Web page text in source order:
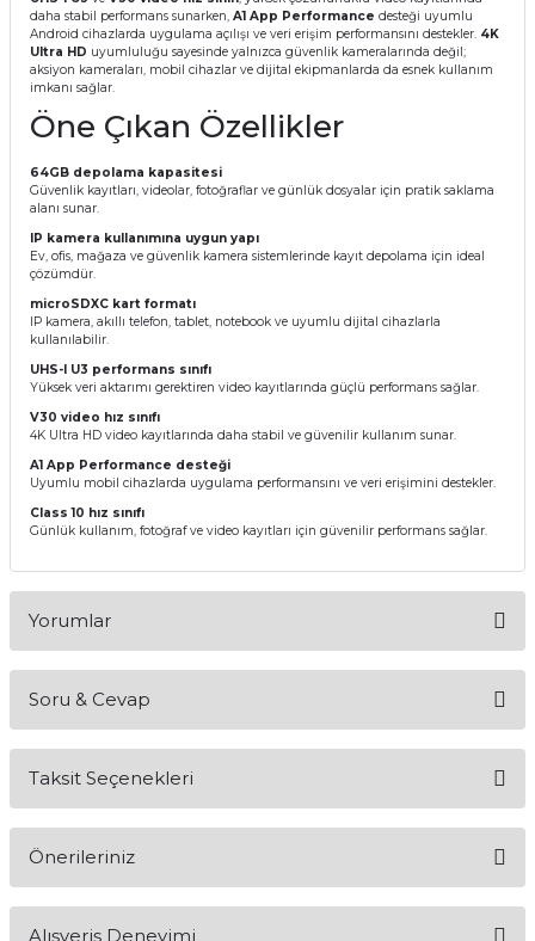
daha stabil performans sunarken, A1 App Performance desteği uyumlu
Android cihazlarda uygulama açılışı ve veri erişim performansını destekler. 4K
Ultra HD uyumluluğu sayesinde yalnızca güvenlik kameralarında değil;
aksiyon kameraları, mobil cihazlar ve dijital ekipmanlarda da esnek kullanım
imkanı sağlar.
Öne Çıkan Özellikler
64GB depolama kapasitesi
Güvenlik kayıtları, videolar, fotoğraflar ve günlük dosyalar için pratik saklama
alanı sunar.
IP kamera kullanımına uygun yapı
Ev, ofis, mağaza ve güvenlik kamera sistemlerinde kayıt depolama için ideal
çözümdür.
microSDXC kart formatı
IP kamera, akıllı telefon, tablet, notebook ve uyumlu dijital cihazlarla
kullanılabilir.
UHS-I U3 performans sınıfı
Yüksek veri aktarımı gerektiren video kayıtlarında güçlü performans sağlar.
V30 video hız sınıfı
4K Ultra HD video kayıtlarında daha stabil ve güvenilir kullanım sunar.
A1 App Performance desteği
Uyumlu mobil cihazlarda uygulama performansını ve veri erişimini destekler.
Class 10 hız sınıfı
Günlük kullanım, fotoğraf ve video kayıtları için güvenilir performans sağlar.
Yorumlar
Soru & Cevap
Taksit Seçenekleri
Önerileriniz
Alışveriş Deneyimi